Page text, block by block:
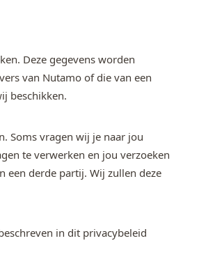
Deze gegevens worden
van Nutamo of die van een
beschikken.
Soms vragen wij je naar jou
te verwerken en jou verzoeken
een derde partij. Wij zullen deze
in dit privacybeleid